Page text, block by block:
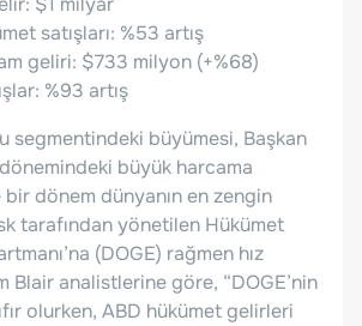
satışları: %53 artış
geliri: $733 milyon (+%68)
%93 artış
segmentindeki büyümesi, Başkan
büyük harcama
dönem dünyanın en zengin
tarafından yönetilen Hükümet
(DOGE) rağmen hız
Blair analistlerine göre, “DOGE’nin
olurken, ABD hükümet gelirleri